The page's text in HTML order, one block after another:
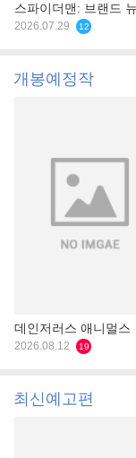
스파이더맨: 브랜드
2026.07.29 12
개봉예정작
데인저러스 애니멀스
2026.08.12 19
최신예고편